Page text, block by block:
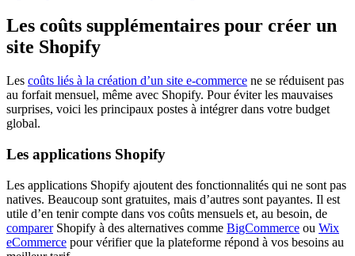
Les coûts supplémentaires pour créer un
site Shopify
Les coûts liés à la création d’un site e-commerce ne se réduisent pas
au forfait mensuel, même avec Shopify. Pour éviter les mauvaises
surprises, voici les principaux postes à intégrer dans votre budget
global.
Les applications Shopify
Les applications Shopify ajoutent des fonctionnalités qui ne sont pas
natives. Beaucoup sont gratuites, mais d’autres sont payantes. Il est
utile d’en tenir compte dans vos coûts mensuels et, au besoin, de
comparerShopify à des alternatives comme BigCommerce ou Wix
eCommerce pour vérifier que la plateforme répond à vos besoins au